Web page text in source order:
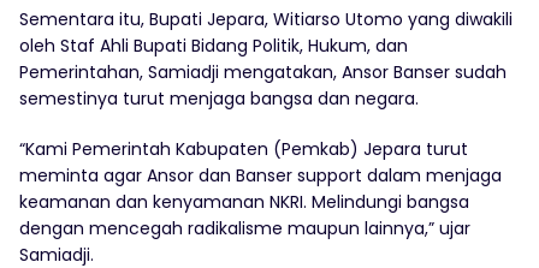
Sementara itu, Bupati Jepara, Witiarso Utomo yang diwakili
oleh Staf Ahli Bupati Bidang Politik, Hukum, dan
Pemerintahan, Samiadji mengatakan, Ansor Banser sudah
semestinya turut menjaga bangsa dan negara.
“Kami Pemerintah Kabupaten (Pemkab) Jepara turut
meminta agar Ansor dan Banser support dalam menjaga
keamanan dan kenyamanan NKRI. Melindungi bangsa
dengan mencegah radikalisme maupun lainnya,” ujar
Samiadji.